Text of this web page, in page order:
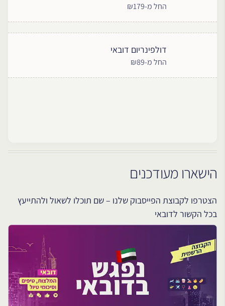
החל מ-₪179
דולפינריום דובאי
החל מ-₪89
הישארו מעודכנים
הצטרפו לקבוצת הפייסבוק שלנו – שם תוכלו לשאול ולהתייעץ
בכל הקשור לדובאי